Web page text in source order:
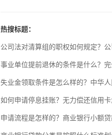
热搜标题：
公司法对清算组的职权如何规定？
事业单位提前退休的条件是什么？
失业金领取条件是怎么样的？中华
如何申请停息挂账？无力偿还信用卡
申请流程是怎样的？商业银行小额